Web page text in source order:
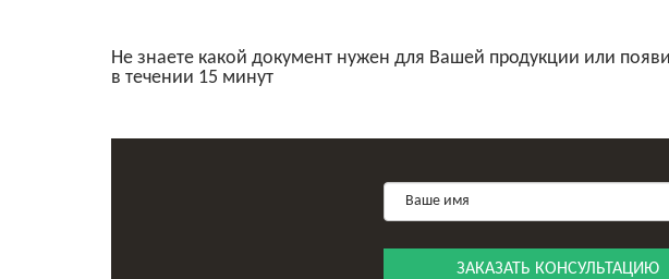
Не знаете какой документ нужен для Вашей продукции или
в течении 15 минут
ЗАКАЗАТЬ КОНСУЛЬТАЦИЮ